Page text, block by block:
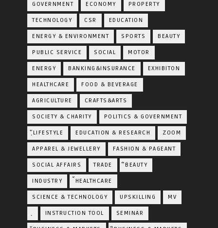
GOVERNMENT ECONOMY PROPERTY
TECHNOLOGY CSR EDUCATION
ENERGY & ENVIRONMENT SPORTS BEAUTY
PUBLIC SERVICE SOCIAL MOTOR
ENERGY BANKING&INSURANCE EXHIBITON
HEALTHCARE FOOD & BEVERAGE
AGRICULTURE CRAFTS&ARTS
SOCIETY & CHARITY POLITICS & GOVERNMENT
ฺัLIFESTYLE EDUCATION & RESEARCH ZOOM
APPAREL & JEWELLERY FASHION & PAGEANT
SOCIAL AFFAIRS TRADE ิBEAUTY
INDUSTRY ้HEALTHCARE
SCIENCE & TECHNOLOGY UPSKILLING MV
INSTRUCTION TOOL SEMINAR